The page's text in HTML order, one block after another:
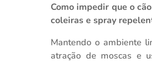
Como impedir que o
coleiras e spray
Mantendo o ambiente
atração de moscas e